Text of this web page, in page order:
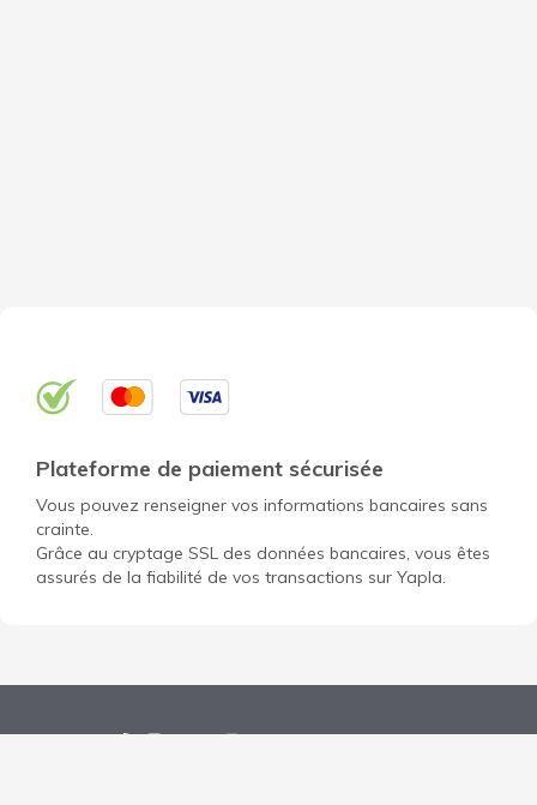
Plateforme de paiement sécurisée
Vous pouvez renseigner vos informations bancaires sans
crainte.
Grâce au cryptage SSL des données bancaires, vous êtes
assurés de la fiabilité de vos transactions sur Yapla.